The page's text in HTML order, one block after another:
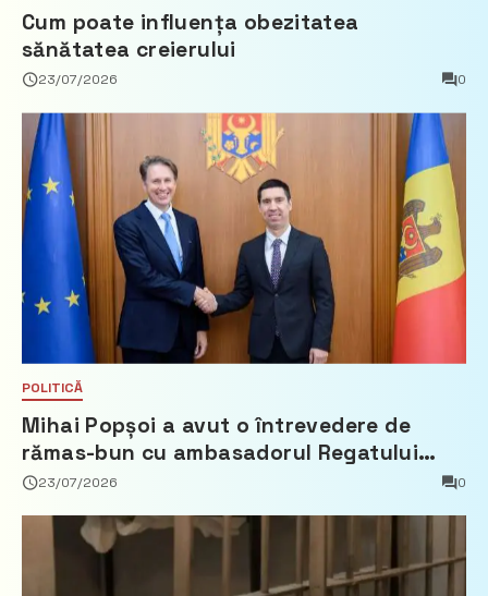
Cum poate influența obezitatea
sănătatea creierului
23/07/2026 0
POLITICĂ
Mihai Popșoi a avut o întrevedere de
rămas-bun cu ambasadorul Regatului
Țărilor de Jos, Fred Duijn
23/07/2026 0